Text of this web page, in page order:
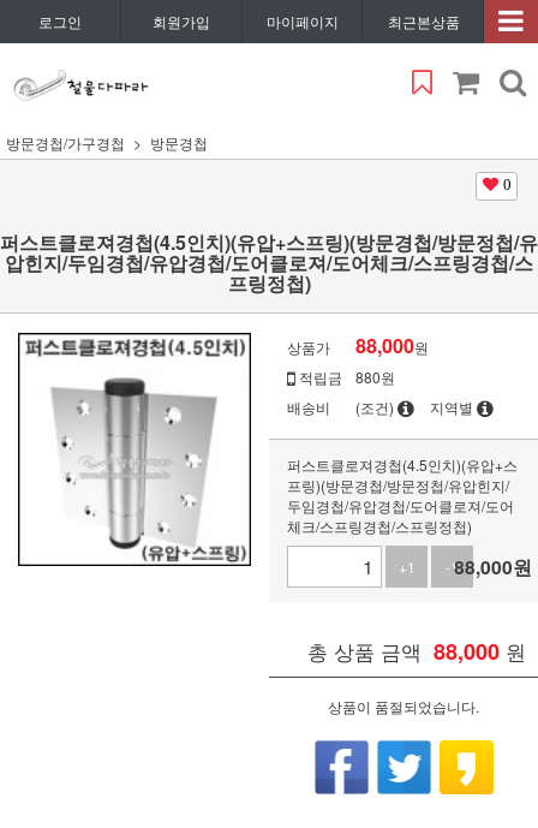
로그인 회원가입 마이페이지 최근본상품
방문경첩/가구경첩 방문경첩
0
퍼스트클로져경첩(4.5인치)(유압+스프링)(방문경첩/방문정첩/유
압힌지/두임경첩/유압경첩/도어클로져/도어체크/스프링경첩/스
프링정첩)
상품가 88,000원
적립금
880원
배송비
(조건) 지역별
퍼스트클로져경첩(4.5인치)(유압+스
프링)(방문경첩/방문정첩/유압힌지/
두임경첩/유압경첩/도어클로져/도어
체크/스프링경첩/스프링정첩)
+1
-188,000원
총 상품 금액 88,000 원
상품이 품절되었습니다.